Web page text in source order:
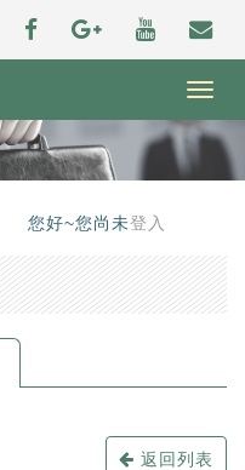
您好~您尚未登入
返回列表